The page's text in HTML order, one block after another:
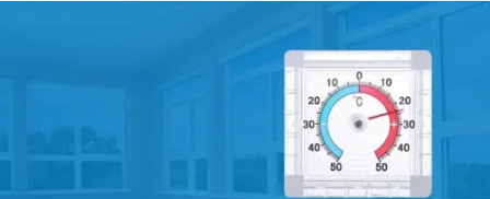
На все товары!